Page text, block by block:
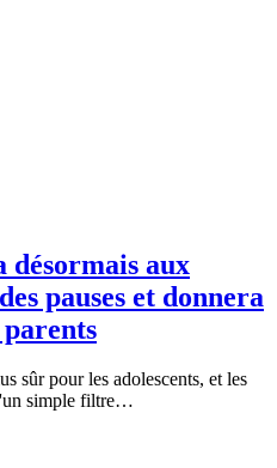
aux
pauses et donnera
sûr pour les adolescents, et les
simple filtre…